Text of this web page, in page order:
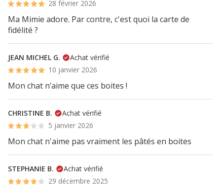
28 février 2026
Ma Mimie adore. Par contre, c'est quoi la carte de
fidélité ?
JEAN MICHEL G.
Achat vérifié
10 janvier 2026
Mon chat n’aime que ces boites !
CHRISTINE B.
Achat vérifié
5 janvier 2026
Mon chat n'aime pas vraiment les pâtés en boites
STEPHANIE B.
Achat vérifié
29 décembre 2025